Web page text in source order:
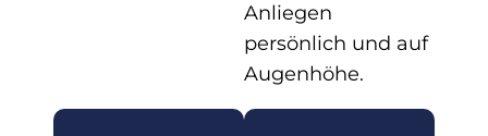
Anliegen
persönlich und auf
Augenhöhe.